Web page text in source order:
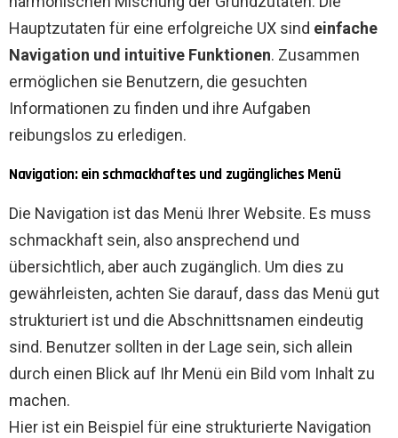
Hauptzutaten für eine erfolgreiche UX sind einfache
Navigation und intuitive Funktionen. Zusammen
ermöglichen sie Benutzern, die gesuchten
Informationen zu finden und ihre Aufgaben
reibungslos zu erledigen.
Navigation: ein schmackhaftes und zugängliches Menü
Die Navigation ist das Menü Ihrer Website. Es muss
schmackhaft sein, also ansprechend und
übersichtlich, aber auch zugänglich. Um dies zu
gewährleisten, achten Sie darauf, dass das Menü gut
strukturiert ist und die Abschnittsnamen eindeutig
sind. Benutzer sollten in der Lage sein, sich allein
durch einen Blick auf Ihr Menü ein Bild vom Inhalt zu
machen.
Hier ist ein Beispiel für eine strukturierte Navigation